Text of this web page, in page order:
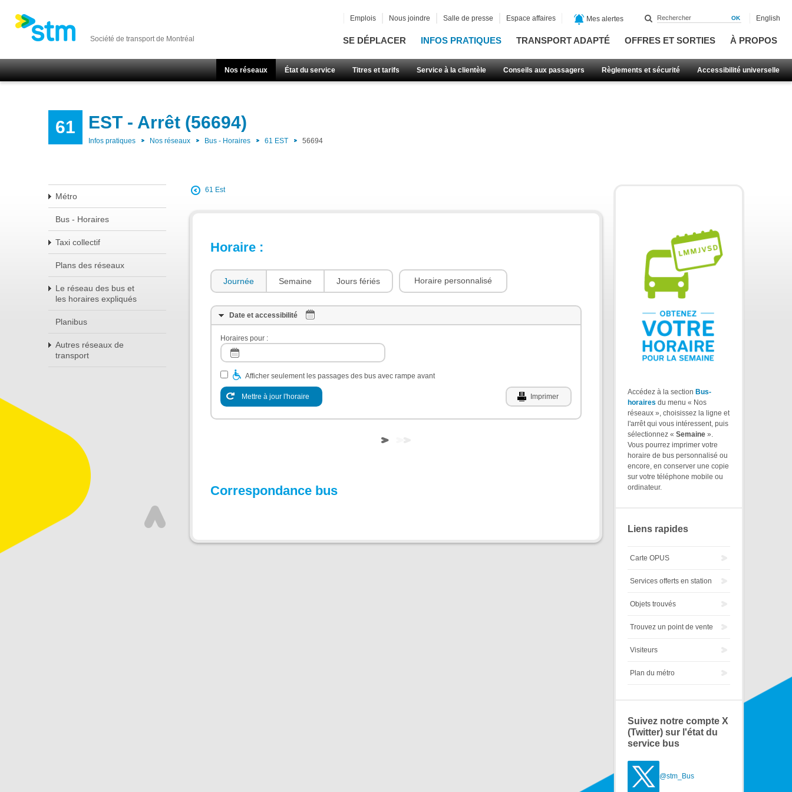
Société de transport de Montréal SE DÉPLACER INFOS PRATIQUES TRANSPORT ADAPTÉ OFFRES ET SORTIES À PROPOS
Nos réseaux État du service Titres et tarifs Service à la clientèle Conseils aux passagers Règlements et sécurité Accessibilité universelle
Emplois Nous joindre Salle de presse Espace affaires Mes alertes English
61 EST - Arrêt (56694)
Infos pratiques Nos réseaux Bus - Horaires 61 EST 56694
Métro
Bus - Horaires
Taxi collectif
Plans des réseaux
Le réseau des bus et
les horaires expliqués
Planibus
Autres réseaux de
transport
61 Est
Horaire :
Journée Semaine Jours fériés Horaire personnalisé
Date et accessibilité
Horaires pour :
Afficher seulement les passages des bus avec rampe avant
Mettre à jour l'horaire Imprimer
Correspondance bus
Accédez à la section Bus-
horaires du menu « Nos
réseaux », choisissez la ligne et
l'arrêt qui vous intéressent, puis
sélectionnez « Semaine ».
Vous pourrez imprimer votre
horaire de bus personnalisé ou
encore, en conserver une copie
sur votre téléphone mobile ou
ordinateur.
Liens rapides
Carte OPUS
Services offerts en station
Objets trouvés
Trouvez un point de vente
Visiteurs
Plan du métro
Suivez notre compte X
(Twitter) sur l'état du
service bus
@stm_Bus